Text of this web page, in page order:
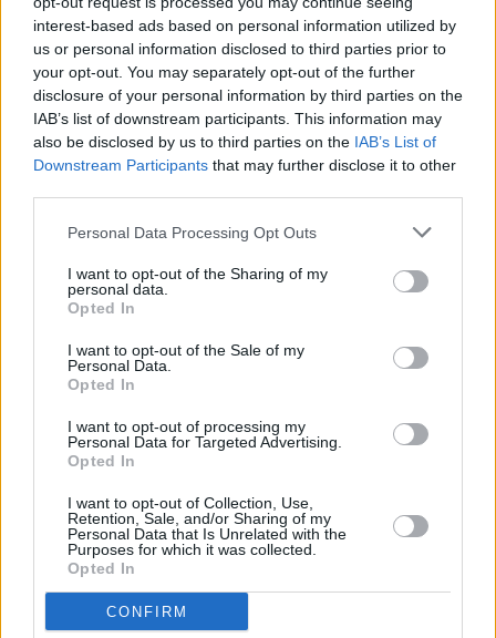
interest-based ads based on personal information utilized by
us or personal information disclosed to third parties prior to
your opt-out. You may separately opt-out of the further
disclosure of your personal information by third parties on the
IAB’s list of downstream participants. This information may
also be disclosed by us to third parties on the IAB’s List of
Downstream Participants that may further disclose it to other
Personal Data Processing Opt Outs
I want to opt-out of the Sharing of my
personal data.
Opted In
I want to opt-out of the Sale of my
Personal Data.
Opted In
I want to opt-out of processing my
Personal Data for Targeted Advertising.
Opted In
I want to opt-out of Collection, Use,
Retention, Sale, and/or Sharing of my
Personal Data that Is Unrelated with the
Purposes for which it was collected.
Opted In
CONFIRM
Χάρτης σταθμαρχείων
Τηλέφωνα επικοινωνίας
(ΔΡΟΜΟΛΟΓΙΑ &
ΠΛΗΡΟΦΟΡΙΕΣ)
2510223593
Σταθμαρχείο Χρυσούπολης
25910 22415
Σταθμαρχείο Ελευθερούπολης
Σταθμαρχείο Αθηνών
210 5129407
Σταθμαρχείο Θεσσαλονίκης
2310 595422
Αποθήκη δεμάτων Θεσ/κης
2310 595476
Τουριστικό γραφείο ΚΤΕΛ
Καβάλας Α.Ε. (Οργανωμένα
ταξίδια & μίσθωση
πούλμαν)
2510 833744